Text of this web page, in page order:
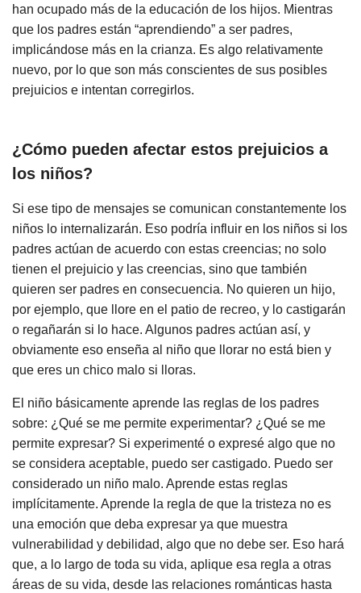
han ocupado más de la educación de los hijos. Mientras
que los padres están “aprendiendo” a ser padres,
implicándose más en la crianza. Es algo relativamente
nuevo, por lo que son más conscientes de sus posibles
prejuicios e intentan corregirlos.
¿Cómo pueden afectar estos prejuicios a
los niños?
Si ese tipo de mensajes se comunican constantemente los
niños lo internalizarán. Eso podría influir en los niños si los
padres actúan de acuerdo con estas creencias; no solo
tienen el prejuicio y las creencias, sino que también
quieren ser padres en consecuencia. No quieren un hijo,
por ejemplo, que llore en el patio de recreo, y lo castigarán
o regañarán si lo hace. Algunos padres actúan así, y
obviamente eso enseña al niño que llorar no está bien y
que eres un chico malo si lloras.
El niño básicamente aprende las reglas de los padres
sobre: ​​¿Qué se me permite experimentar? ¿Qué se me
permite expresar? Si experimenté o expresé algo que no
se considera aceptable, puedo ser castigado. Puedo ser
considerado un niño malo. Aprende estas reglas
implícitamente. Aprende la regla de que la tristeza no es
una emoción que deba expresar ya que muestra
vulnerabilidad y debilidad, algo que no debe ser. Eso hará
que, a lo largo de toda su vida, aplique esa regla a otras
áreas de su vida, desde las relaciones románticas hasta